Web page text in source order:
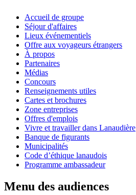
Accueil de groupe
Séjour d'affaires
Lieux événementiels
Offre aux voyageurs étrangers
À propos
Partenaires
Médias
Concours
Renseignements utiles
Cartes et brochures
Zone entreprises
Offres d'emplois
Vivre et travailler dans Lanaudière
Banque de figurants
Municipalités
Code d’éthique lanaudois
Programme ambassadeur
Menu des audiences